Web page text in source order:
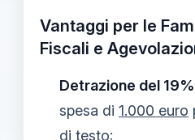
Vantaggi per le
Fiscali e
Detrazione del 19%
spesa di 1.000 euro
di testo;